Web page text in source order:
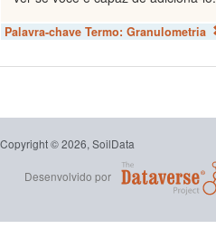
Palavra-chave Termo: Granulometria
Copyright © 2026, SoilData
Desenvolvido por